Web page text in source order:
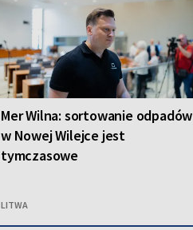
Mer Wilna: sortowanie odpadów
w Nowej Wilejce jest
tymczasowe
LITWA